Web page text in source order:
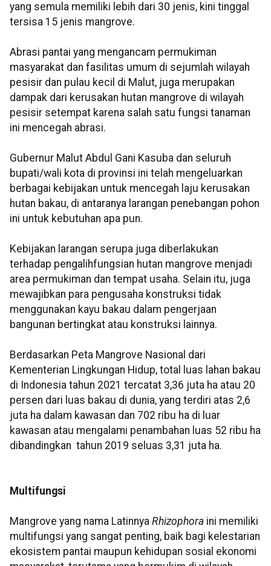
yang semula memiliki lebih dari 30 jenis, kini tinggal
tersisa 15 jenis mangrove.
Abrasi pantai yang mengancam permukiman
masyarakat dan fasilitas umum di sejumlah wilayah
pesisir dan pulau kecil di Malut, juga merupakan
dampak dari kerusakan hutan mangrove di wilayah
pesisir setempat karena salah satu fungsi tanaman
ini mencegah abrasi.
Gubernur Malut Abdul Gani Kasuba dan seluruh
bupati/wali kota di provinsi ini telah mengeluarkan
berbagai kebijakan untuk mencegah laju kerusakan
hutan bakau, di antaranya larangan penebangan pohon
ini untuk kebutuhan apa pun.
Kebijakan larangan serupa juga diberlakukan
terhadap pengalihfungsian hutan mangrove menjadi
area permukiman dan tempat usaha. Selain itu, juga
mewajibkan para pengusaha konstruksi tidak
menggunakan kayu bakau dalam pengerjaan
bangunan bertingkat atau konstruksi lainnya.
Berdasarkan Peta Mangrove Nasional dari
Kementerian Lingkungan Hidup, total luas lahan bakau
di Indonesia tahun 2021 tercatat 3,36 juta ha atau 20
persen dari luas bakau di dunia, yang terdiri atas 2,6
juta ha dalam kawasan dan 702 ribu ha di luar
kawasan atau mengalami penambahan luas 52 ribu ha
dibandingkan tahun 2019 seluas 3,31 juta ha.
Multifungsi
Mangrove yang nama Latinnya Rhizophora ini memiliki
multifungsi yang sangat penting, baik bagi kelestarian
ekosistem pantai maupun kehidupan sosial ekonomi